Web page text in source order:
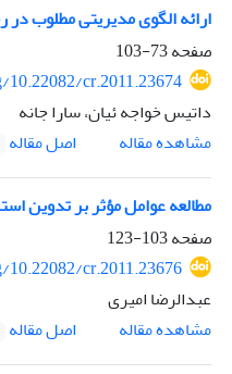
ارائه الگوی مدیریتی مطلوب
صفحه73-103
cr.2011.23674
داتیس خواجه ئیان، سارا جانه
مشاهده مقاله
اصل مقاله
مطالعه عوامل مؤثر بر تدوین
صفحه103-123
cr.2011.23676
عبدالرضا امیری
مشاهده مقاله
اصل مقاله